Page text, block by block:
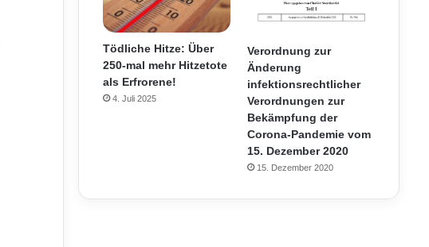
Tödliche Hitze: Über
250-mal mehr Hitzetote
als Erfrorene!
4. Juli 2025
Verordnung zur
Änderung
infektionsrechtlicher
Verordnungen zur
Bekämpfung der
Corona-Pandemie vom
15. Dezember 2020
15. Dezember 2020